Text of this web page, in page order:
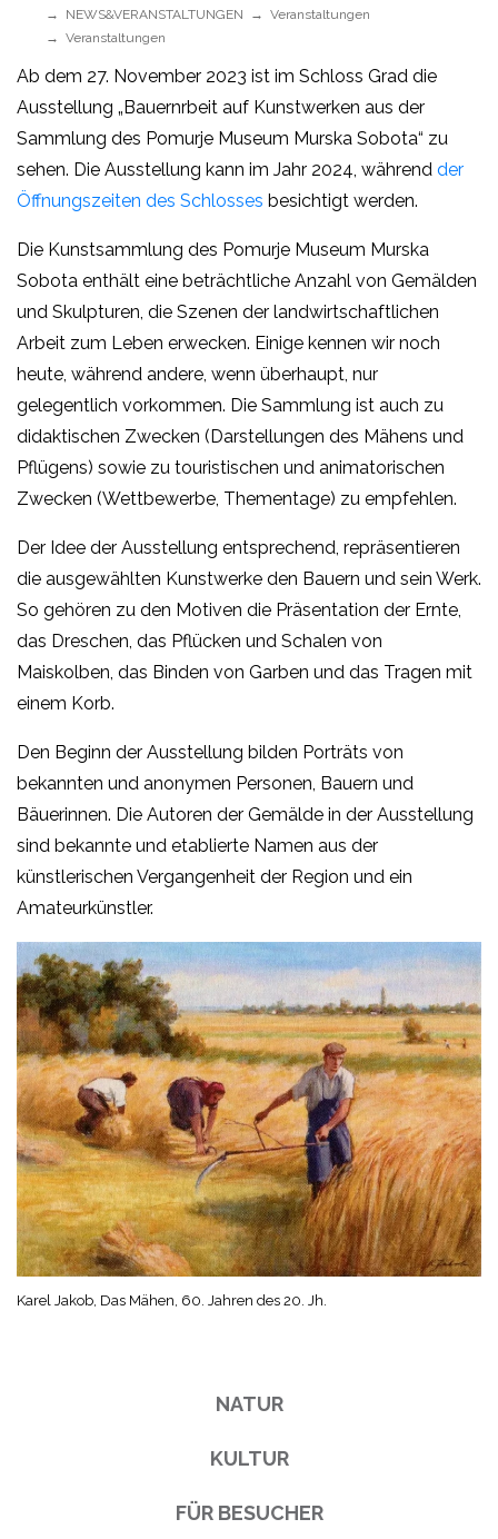
NEWS&VERANSTALTUNGEN
Veranstaltungen
Veranstaltungen
Ab dem 27. November 2023 ist im Schloss Grad die
Ausstellung „Bauernrbeit auf Kunstwerken aus der
Sammlung des Pomurje Museum Murska Sobota“ zu
sehen. Die Ausstellung kann im Jahr 2024, während der
Öffnungszeiten des Schlosses besichtigt werden.
Die Kunstsammlung des Pomurje Museum Murska
Sobota enthält eine beträchtliche Anzahl von Gemälden
und Skulpturen, die Szenen der landwirtschaftlichen
Arbeit zum Leben erwecken. Einige kennen wir noch
heute, während andere, wenn überhaupt, nur
gelegentlich vorkommen. Die Sammlung ist auch zu
didaktischen Zwecken (Darstellungen des Mähens und
Pflügens) sowie zu touristischen und animatorischen
Zwecken (Wettbewerbe, Thementage) zu empfehlen.
Der Idee der Ausstellung entsprechend, repräsentieren
die ausgewählten Kunstwerke den Bauern und sein Werk.
So gehören zu den Motiven die Präsentation der Ernte,
das Dreschen, das Pflücken und Schalen von
Maiskolben, das Binden von Garben und das Tragen mit
einem Korb.
Den Beginn der Ausstellung bilden Porträts von
bekannten und anonymen Personen, Bauern und
Bäuerinnen. Die Autoren der Gemälde in der Ausstellung
sind bekannte und etablierte Namen aus der
künstlerischen Vergangenheit der Region und ein
Amateurkünstler.
Karel Jakob, Das Mähen, 60. Jahren des 20. Jh.
NATUR
KULTUR
FÜR BESUCHER